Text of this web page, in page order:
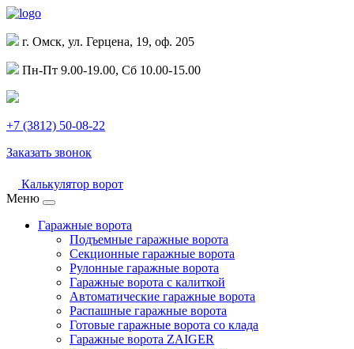
г. Омск, ул. Герцена, 19, оф. 205
Пн-Пт 9.00-19.00, Сб 10.00-15.00
+7 (3812) 50-08-22
Заказать звонок
Калькулятор ворот
Меню
Гаражные ворота
Подъемные гаражные ворота
Секционные гаражные ворота
Рулонные гаражные ворота
Гаражные ворота с калиткой
Автоматические гаражные ворота
Распашные гаражные ворота
Готовые гаражные ворота со клада
Гаражные ворота ZAIGER